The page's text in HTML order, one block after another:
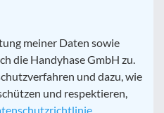
meiner Daten sowie
die Handyhase GmbH zu.
und dazu, wie
und respektieren,